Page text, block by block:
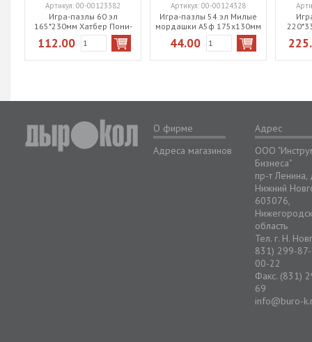
Игра-пазлы 60 эл
165*230мм Хатбер Пони-
единорожка 60ПЗ5_31054
Артикул: 00-00123382
112.00
Игра-пазлы 54 эл Милые
мордашки А5ф 175х130мм
4 дизайна 54ПЗ5
Артикул: 00-00124328
44.00
О фирме
Адреса магазинов
Адрес
ООО
Бизнеса"
пр-т
Нижний
603076,
область
Тел. г. Н.
831) 299-
00-22
Факс. (831)
69
info@buro-